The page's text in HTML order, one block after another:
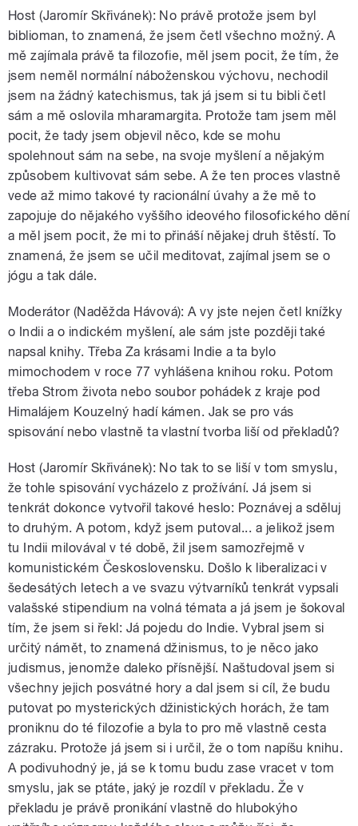
Host (Jaromír Skřivánek): No právě protože jsem byl
biblioman, to znamená, že jsem četl všechno možný. A
mě zajímala právě ta filozofie, měl jsem pocit, že tím, že
jsem neměl normální náboženskou výchovu, nechodil
jsem na žádný katechismus, tak já jsem si tu bibli četl
sám a mě oslovila mharamargita. Protože tam jsem měl
pocit, že tady jsem objevil něco, kde se mohu
spolehnout sám na sebe, na svoje myšlení a nějakým
způsobem kultivovat sám sebe. A že ten proces vlastně
vede až mimo takové ty racionální úvahy a že mě to
zapojuje do nějakého vyššího ideového filosofického dění
a měl jsem pocit, že mi to přináší nějakej druh štěstí. To
znamená, že jsem se učil meditovat, zajímal jsem se o
jógu a tak dále.
Moderátor (Naděžda Hávová): A vy jste nejen četl knížky
o Indii a o indickém myšlení, ale sám jste později také
napsal knihy. Třeba Za krásami Indie a ta bylo
mimochodem v roce 77 vyhlášena knihou roku. Potom
třeba Strom života nebo soubor pohádek z kraje pod
Himalájem Kouzelný hadí kámen. Jak se pro vás
spisování nebo vlastně ta vlastní tvorba liší od překladů?
Host (Jaromír Skřivánek): No tak to se liší v tom smyslu,
že tohle spisování vycházelo z prožívání. Já jsem si
tenkrát dokonce vytvořil takové heslo: Poznávej a sděluj
to druhým. A potom, když jsem putoval... a jelikož jsem
tu Indii milovával v té době, žil jsem samozřejmě v
komunistickém Československu. Došlo k liberalizaci v
šedesátých letech a ve svazu výtvarníků tenkrát vypsali
valašské stipendium na volná témata a já jsem je šokoval
tím, že jsem si řekl: Já pojedu do Indie. Vybral jsem si
určitý námět, to znamená džinismus, to je něco jako
judismus, jenomže daleko přísnější. Naštudoval jsem si
všechny jejich posvátné hory a dal jsem si cíl, že budu
putovat po mysterických džinistických horách, že tam
proniknu do té filozofie a byla to pro mě vlastně cesta
zázraku. Protože já jsem si i určil, že o tom napíšu knihu.
A podivuhodný je, já se k tomu budu zase vracet v tom
smyslu, jak se ptáte, jaký je rozdíl v překladu. Že v
překladu je právě pronikání vlastně do hlubokýho